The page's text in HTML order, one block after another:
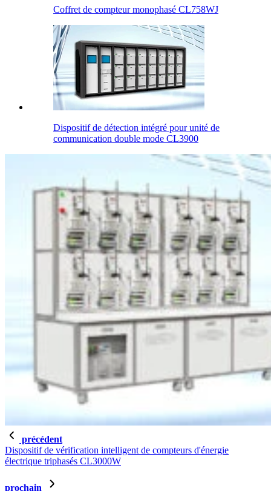
Coffret de compteur monophasé CL758WJ
Dispositif de détection intégré pour unité de
communication double mode CL3900
précédent
Dispositif de vérification intelligent de compteurs d'énergie
électrique triphasés CL3000W
prochain